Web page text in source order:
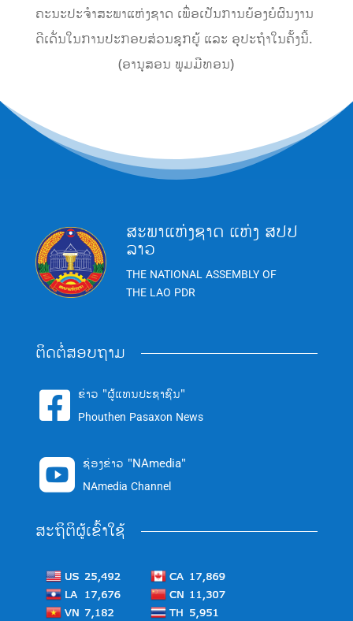
ຄະນະປະຈຳສະພາແຫ່ງຊາດ ເພື່ອເປັນການຍ້ອງຍໍຜົນງານ
ດີເດັ່ນໃນການປະກອບສ່ວນຊຸກຍູ້ ແລະ ອຸປະຖຳໃນຄັ້ງນີ້.
(ອານຸສອນ ພູມມີທອນ)
ສະພາແຫ່ງຊາດ ແຫ່ງ ສປປ
ລາວ
THE NATIONAL ASSEMBLY OF
THE LAO PDR
ຕິດຕໍ່ສອບຖາມ
 ຂ່າວ "ຜູ້ແທນປະຊາຊົນ"
Phouthen Pasaxon News
 ຊ່ອງຂ່າວ "NAmedia"
NAmedia Channel
ສະຖິຕິຜູ້ເຂົ້າໃຊ້